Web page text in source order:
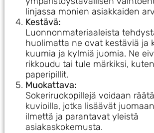
linjassa monien asiakkaiden
Kestävä:
Luonnonmateriaaleista
huolimatta ne ovat kestäviä ja
kuumia ja kylmiä juomia. Ne
rikkoudu tai tule märkiksi,
paperipillit.
Muokattava:
Sokeriruokopillejä voidaan
kuvioilla, jotka lisäävät
ilmettä ja parantavat yleistä
asiakaskokemusta.